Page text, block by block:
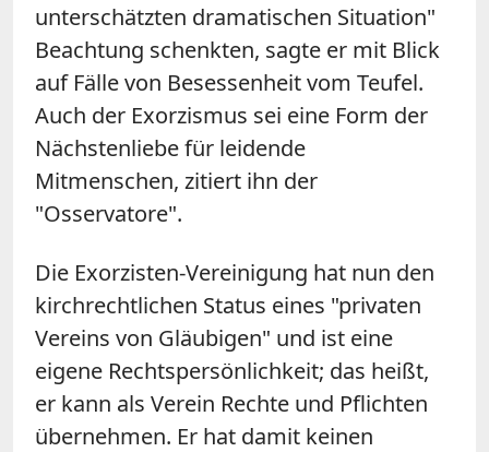
unterschätzten dramatischen Situation"
Beachtung schenkten, sagte er mit Blick
auf Fälle von Besessenheit vom Teufel.
Auch der Exorzismus sei eine Form der
Nächstenliebe für leidende
Mitmenschen, zitiert ihn der
"Osservatore".
Die Exorzisten-Vereinigung hat nun den
kirchrechtlichen Status eines "privaten
Vereins von Gläubigen" und ist eine
eigene Rechtspersönlichkeit; das heißt,
er kann als Verein Rechte und Pflichten
übernehmen. Er hat damit keinen